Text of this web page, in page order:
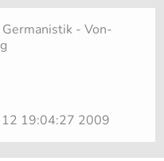
- Von-
12 19:04:27 2009